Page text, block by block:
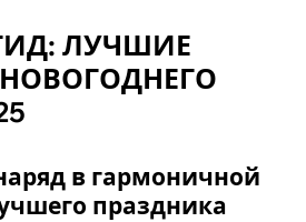
ЛУЧШИЕ
в гармоничной
праздника